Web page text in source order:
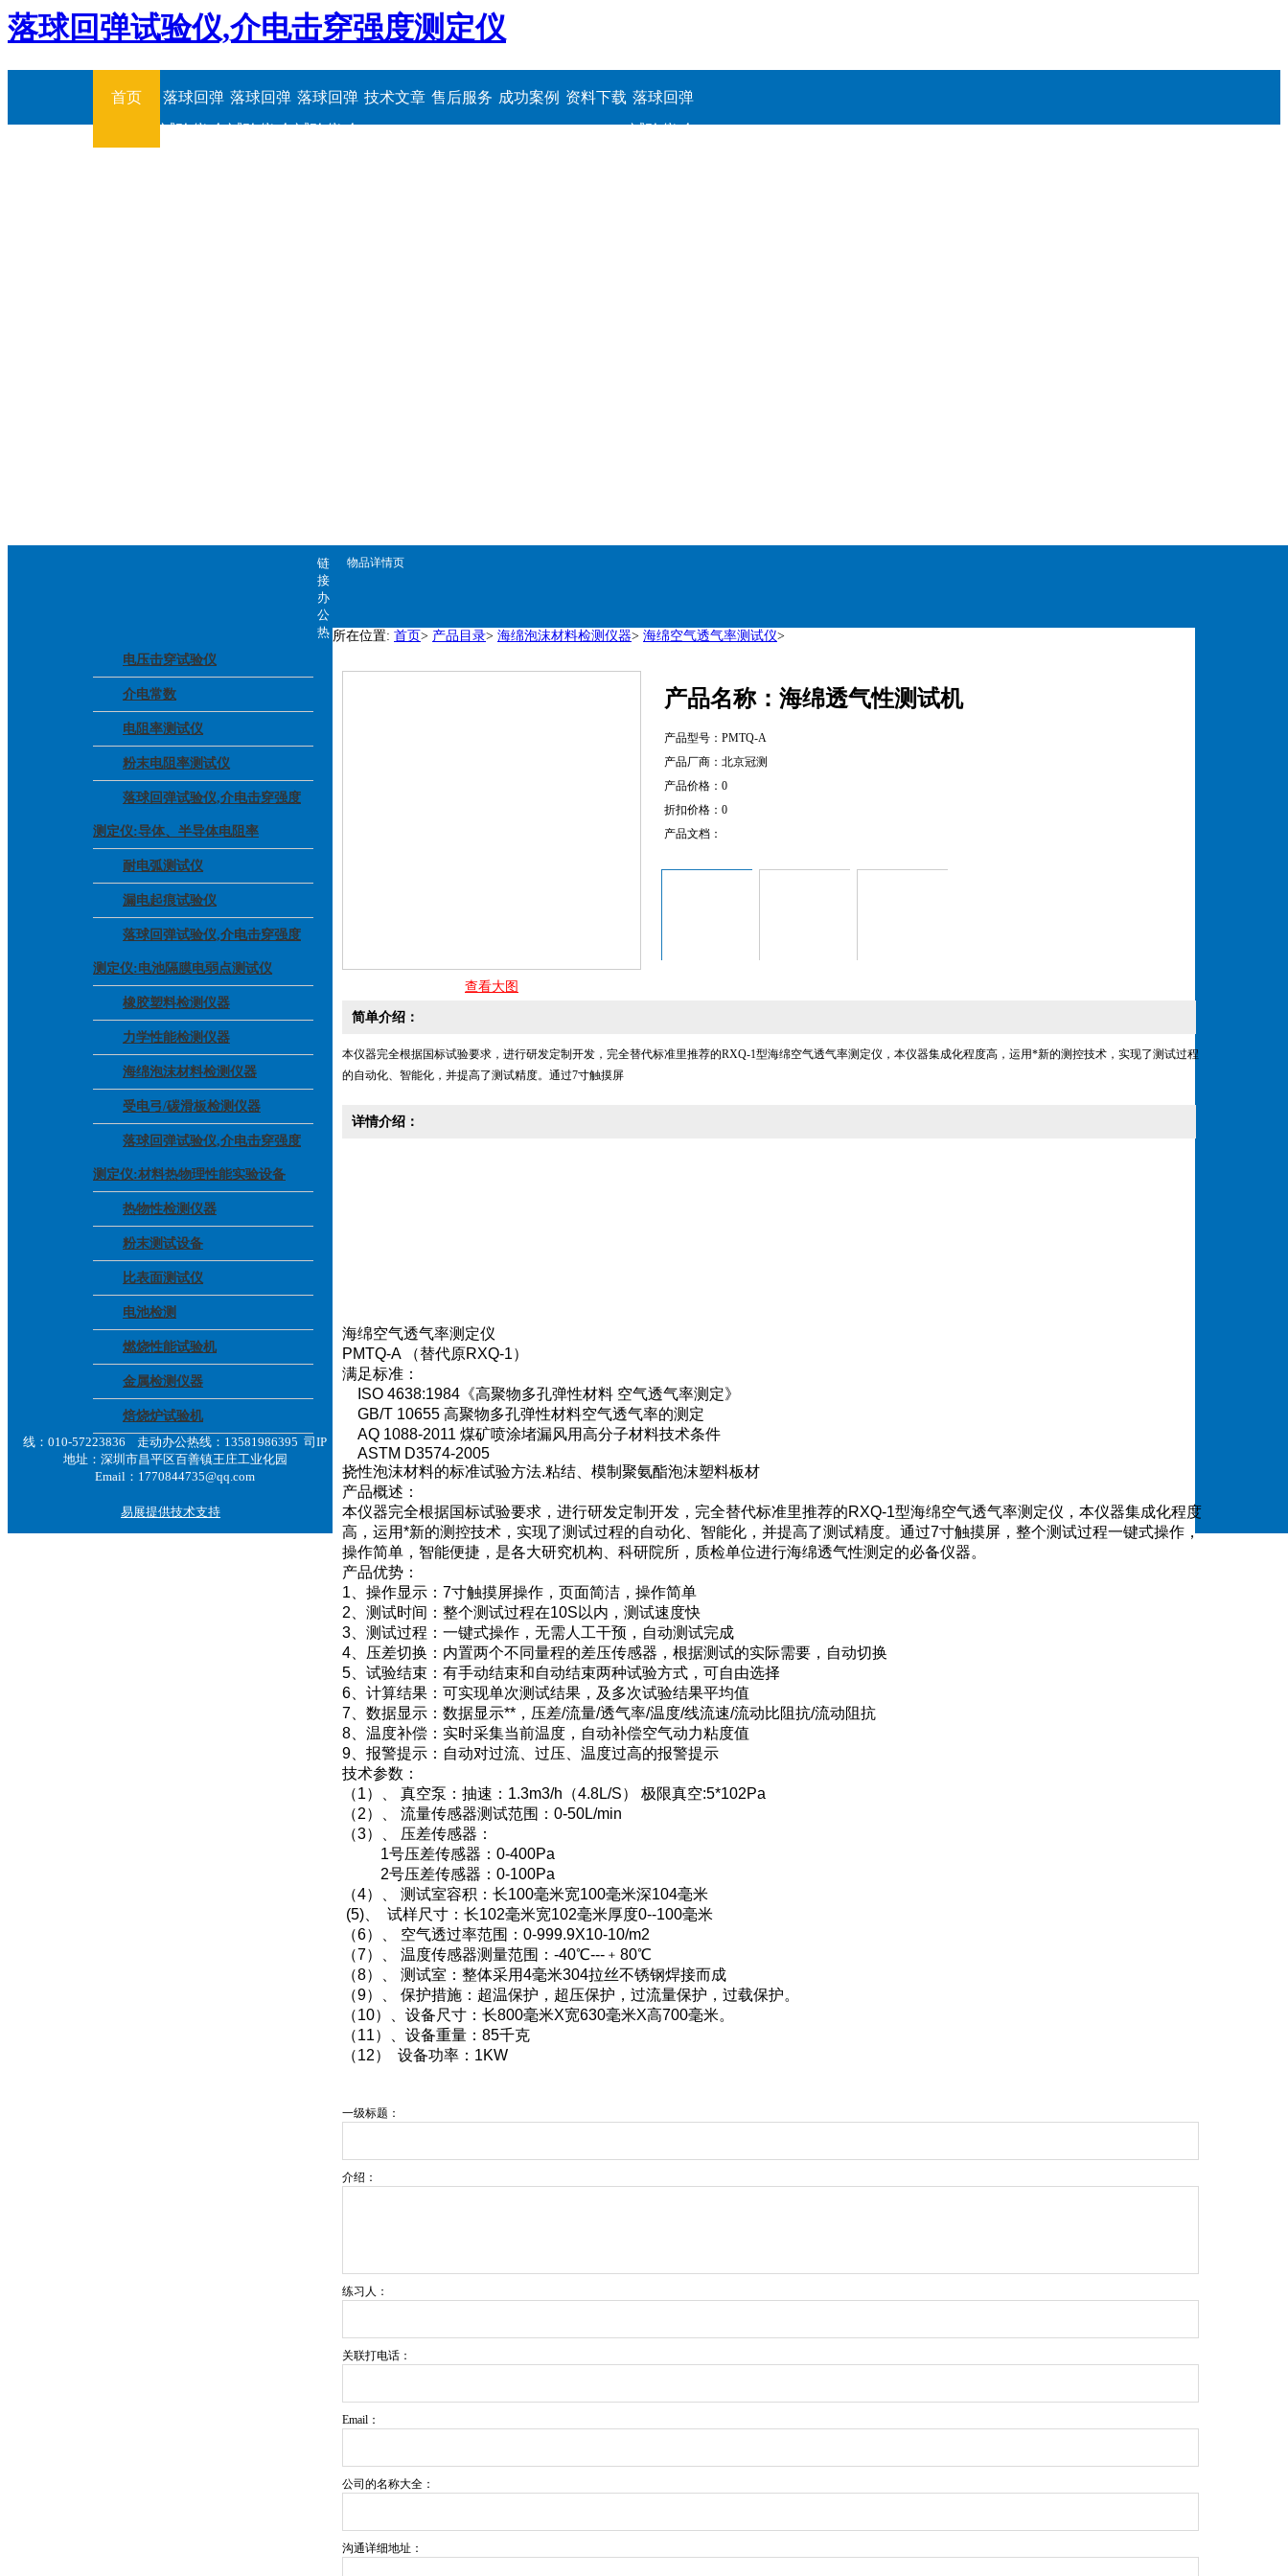
落球回弹试验仪,介电击穿强度测定仪
首页
落球回弹
试验仪,介
落球回弹
试验仪,介
落球回弹
试验仪,介
技术文章 售后服务 成功案例 资料下载 落球回弹
试验仪,介
电压击穿试验仪
介电常数
电阻率测试仪
粉末电阻率测试仪
落球回弹试验仪,介电击穿强度
测定仪:导体、半导体电阻率
耐电弧测试仪
漏电起痕试验仪
落球回弹试验仪,介电击穿强度
测定仪:电池隔膜电弱点测试仪
橡胶塑料检测仪器
力学性能检测仪器
海绵泡沫材料检测仪器
受电弓/碳滑板检测仪器
落球回弹试验仪,介电击穿强度
测定仪:材料热物理性能实验设备
热物性检测仪器
粉末测试设备
比表面测试仪
电池检测
燃烧性能试验机
金属检测仪器
焙烧炉试验机
物品详情页
所在位置: 首页> 产品目录> 海绵泡沫材料检测仪器> 海绵空气透气率测试仪>
查看大图
产品名称：海绵透气性测试机
产品型号：PMTQ-A
产品厂商：北京冠测
产品价格：0
折扣价格：0
产品文档：
简单介绍：
本仪器完全根据国标试验要求，进行研发定制开发，完全替代标准里推荐的RXQ-1型海绵空气透气率测定仪，本仪器集成化程度高，运用*新的测控技术，实现了测试过程
的自动化、智能化，并提高了测试精度。通过7寸触摸屏
详情介绍：
海绵空气透气率测定仪
PMTQ-A （替代原RXQ-1）
满足标准：
ISO 4638:1984《高聚物多孔弹性材料 空气透气率测定》
GB/T 10655 高聚物多孔弹性材料空气透气率的测定
AQ 1088-2011 煤矿喷涂堵漏风用高分子材料技术条件
ASTM D3574-2005
挠性泡沫材料的标准试验方法.粘结、模制聚氨酯泡沫塑料板材
产品概述：
本仪器完全根据国标试验要求，进行研发定制开发，完全替代标准里推荐的RXQ-1型海绵空气透气率测定仪，本仪器集成化程度
高，运用*新的测控技术，实现了测试过程的自动化、智能化，并提高了测试精度。通过7寸触摸屏，整个测试过程一键式操作，
操作简单，智能便捷，是各大研究机构、科研院所，质检单位进行海绵透气性测定的必备仪器。
产品优势：
1、操作显示：7寸触摸屏操作，页面简洁，操作简单
2、测试时间：整个测试过程在10S以内，测试速度快
3、测试过程：一键式操作，无需人工干预，自动测试完成
4、压差切换：内置两个不同量程的差压传感器，根据测试的实际需要，自动切换
5、试验结束：有手动结束和自动结束两种试验方式，可自由选择
6、计算结果：可实现单次测试结果，及多次试验结果平均值
7、数据显示：数据显示**，压差/流量/透气率/温度/线流速/流动比阻抗/流动阻抗
8、温度补偿：实时采集当前温度，自动补偿空气动力粘度值
9、报警提示：自动对过流、过压、温度过高的报警提示
技术参数：
（1）、 真空泵：抽速：1.3m3/h（4.8L/S） 极限真空:5*102Pa
（2）、 流量传感器测试范围：0-50L/min
（3）、 压差传感器：
1号压差传感器：0-400Pa
2号压差传感器：0-100Pa
（4）、 测试室容积：长100毫米宽100毫米深104毫米
(5)、 试样尺寸：长102毫米宽102毫米厚度0--100毫米
（6）、 空气透过率范围：0-999.9X10-10/m2
（7）、 温度传感器测量范围：-40℃---﹢80℃
（8）、 测试室：整体采用4毫米304拉丝不锈钢焊接而成
（9）、 保护措施：超温保护，超压保护，过流量保护，过载保护。
（10）、设备尺寸：长800毫米X宽630毫米X高700毫米。
（11）、设备重量：85千克
（12） 设备功率：1KW
一级标题：
介绍：
练习人：
关联打电话：
Email：
公司的名称大全：
沟通详细地址：
链
接
办
公
热
线：010-57223836 走动办公热线：13581986395 司IP
地址：深圳市昌平区百善镇王庄工业化园
Email：1770844735@qq.com
易展提供技术支持